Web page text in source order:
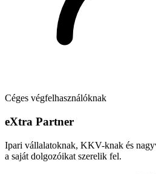
Céges végfelhasználóknak
eXtra Partner
Ipari vállalatoknak, KKV-knak és
a saját dolgozóikat szerelik fel.